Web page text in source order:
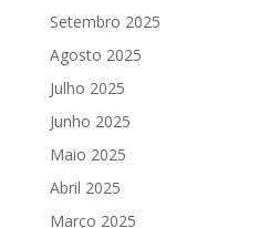
Setembro 2025
Agosto 2025
Julho 2025
Junho 2025
Maio 2025
Abril 2025
Março 2025